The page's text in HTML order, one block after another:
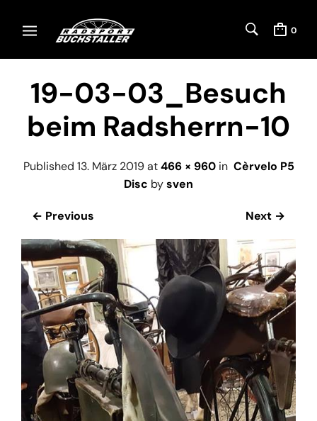
0
19-03-03_Besuch
beim Radsherrn-10
Published 13. März 2019at466 × 960in Cèrvelo P5
Disc bysven
← Previous Next →